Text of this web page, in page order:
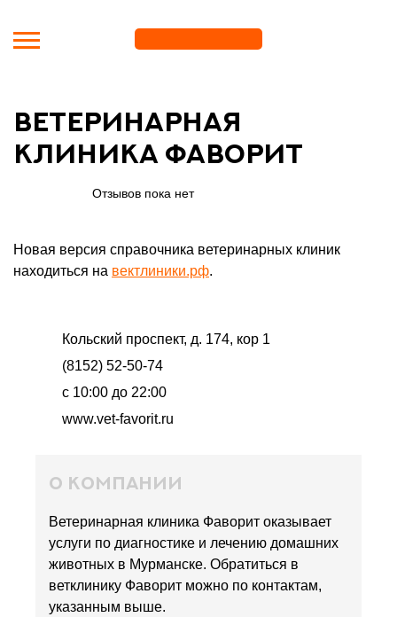
Ветеринарная
клиника Фаворит
Отзывов пока нет
Новая версия справочника ветеринарных клиник
находиться на вектлиники.рф.
Кольский проспект, д. 174, кор 1
(8152) 52-50-74
с 10:00 до 22:00
www.vet-favorit.ru
о компании
Ветеринарная клиника Фаворит оказывает
услуги по диагностике и лечению домашних
животных в Мурманске. Обратиться в
ветклинику Фаворит можно по контактам,
указанным выше.